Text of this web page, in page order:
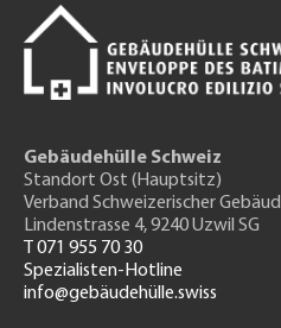
Gebäudehülle Schweiz
Standort Ost (Hauptsitz)
Verband Schweizerischer
Lindenstrasse 4, 9240 Uzwil SG
T 071 955 70 30
Spezialisten-Hotline
info@gebäudehülle.swiss